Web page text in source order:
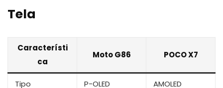
Tela
Característi
ca
Moto G86 POCO X7
Tipo P-OLED AMOLED